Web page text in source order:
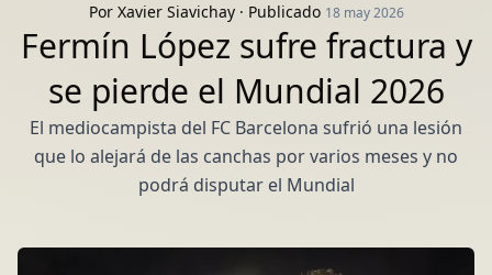
Por Xavier Siavichay· Publicado 18 may 2026
Fermín López sufre fractura y
se pierde el Mundial 2026
El mediocampista del FC Barcelona sufrió una lesión
que lo alejará de las canchas por varios meses y no
podrá disputar el Mundial